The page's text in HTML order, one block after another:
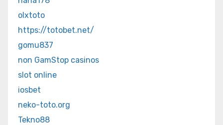
olxtoto
https://totobet.net/
gomu837
non GamStop casinos
slot online
iosbet
neko-toto.org
Tekno88